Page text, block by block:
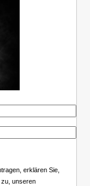
erklären Sie,
zu, unseren